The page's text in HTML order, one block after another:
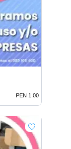
PEN 1.00